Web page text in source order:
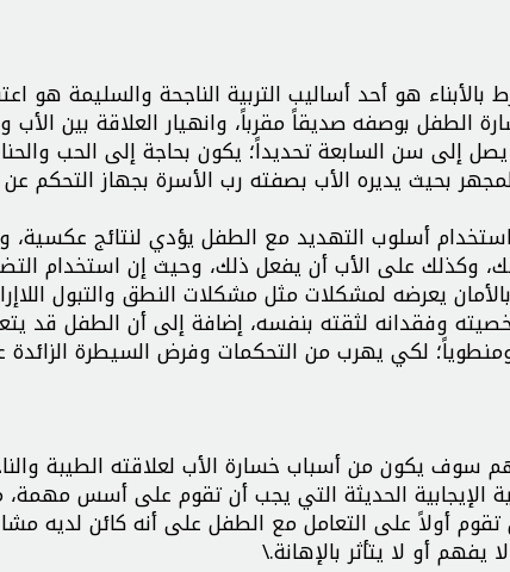
هو أحد أساليب التربية الناجحة والسليمة هو
الطفل بوصفه صديقاً مقرباً، وانهيار العلاقة بين الأب
إلى سن السابعة تحديداً؛ يكون بحاجة إلى الحب
بحيث يديره الأب بصفته رب الأسرة بجهاز التحكم
أسلوب التهديد مع الطفل يؤدي لنتائج عكسية،
وكذلك على الأب أن يفعل ذلك، وحيث إن استخدام
يعرضه لمشكلات مثل مشكلات النطق والتبول
وفقدانه لثقته بنفسه، إضافة إلى أن الطفل قد
لكي يهرب من التحكمات وفرض السيطرة الزائدة
سوف يكون من أسباب خسارة الأب لعلاقته الطيبة
الإيجابية الحديثة التي يجب أن تقوم على أسس
تقوم أولاً على التعامل مع الطفل على أنه كائن لديه
أو لا يتأثر بالإهانة.\